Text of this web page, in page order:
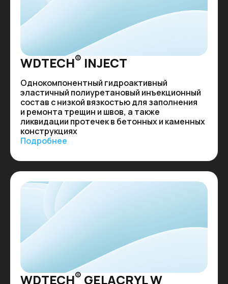
WDTECH® INJECT
Однокомпонентный гидроактивный
эластичный полиуретановый инъекционный
состав с низкой вязкостью для заполнения
и ремонта трещин и швов, а также
ликвидации протечек в бетонных и каменных
конструкциях
Подробнее
WDTECH® GELACRYL W